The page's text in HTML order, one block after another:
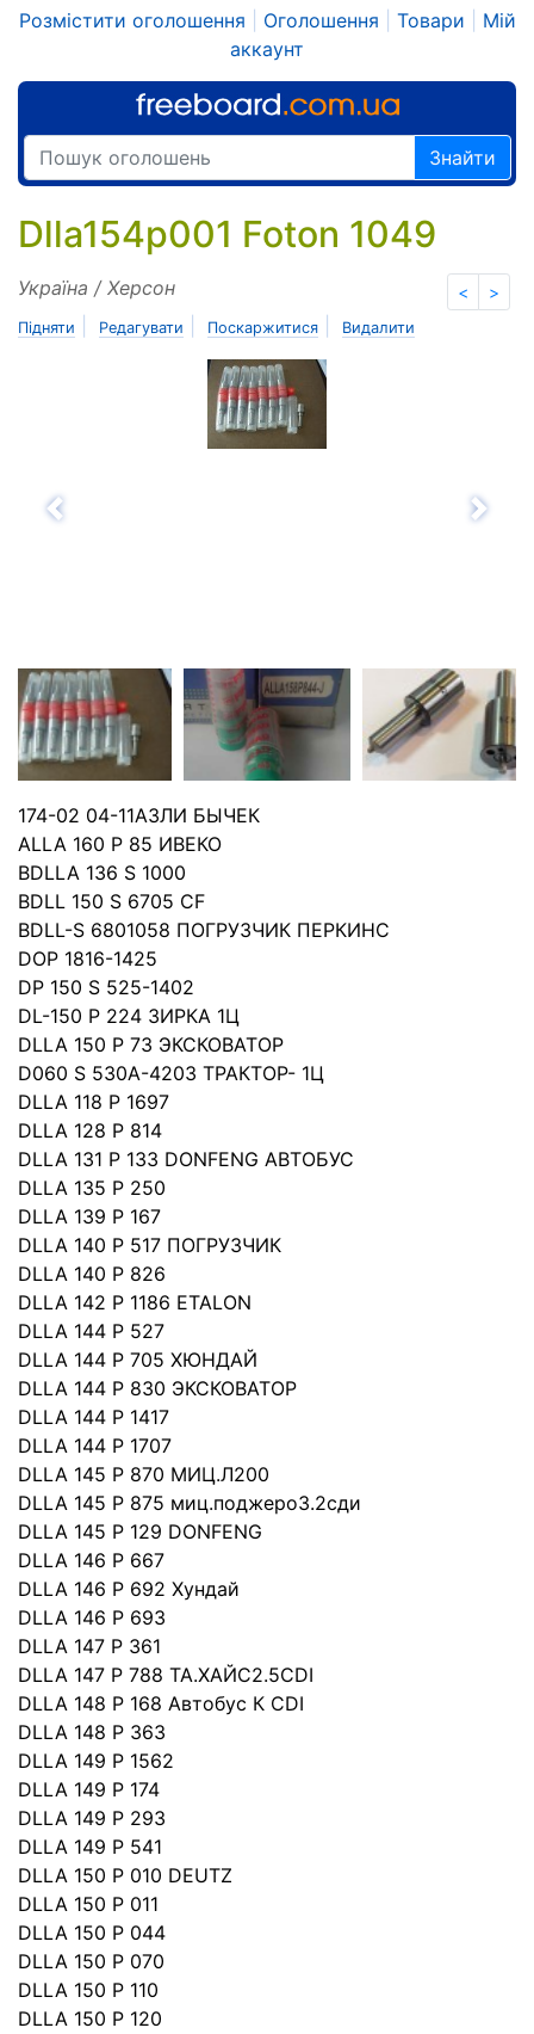
Розмістити оголошення Оголошення Товари
Мій
аккаунт
Знайти
Dlla154p001 Foton 1049
< >
Україна / Херсон
Підняти Редагувати Поскаржитися Видалити
Назад
174-02 04-11АЗЛИ БЫЧЕК
АLLA 160 P 85 ИВЕКО
BDLLA 136 S 1000
BDLL 150 S 6705 CF
BDLL-S 6801058 ПОГРУЗЧИК ПЕРКИНС
DOP 1816-1425
DP 150 S 525-1402
DL-150 P 224 ЗИРКА 1Ц
DLLA 150 P 73 ЭКСКОВАТОР
D060 S 530A-4203 ТРАКТОР- 1Ц
DLLA 118 P 1697
DLLA 128 P 814
DLLA 131 P 133 DONFENG АВТОБУС
DLLA 135 P 250
DLLA 139 P 167
DLLA 140 P 517 ПОГРУЗЧИК
DLLA 140 P 826
DLLA 142 P 1186 ETALON
DLLA 144 P 527
DLLA 144 P 705 ХЮНДАЙ
DLLA 144 P 830 ЭКСКОВАТОР
DLLA 144 P 1417
DLLA 144 P 1707
DLLA 145 P 870 МИЦ.Л200
DLLA 145 P 875 миц.поджеро3.2сди
DLLA 145 P 129 DONFENG
DLLA 146 P 667
DLLA 146 P 692 Хундай
DLLA 146 P 693
DLLA 147 P 361
DLLA 147 P 788 ТА.ХАЙС2.5CDI
DLLA 148 P 168 Автобус К СDI
DLLA 148 P 363
DLLA 149 P 1562
DLLA 149 P 174
DLLA 149 P 293
DLLA 149 P 541
DLLA 150 P 010 DEUTZ
DLLA 150 P 011
DLLA 150 P 044
DLLA 150 P 070
DLLA 150 P 110
DLLA 150 P 120